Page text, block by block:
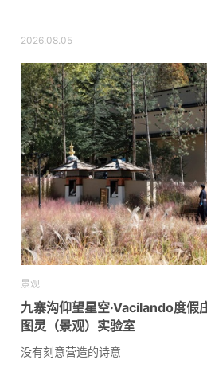
2026.08.05
景观
九寨沟仰望星空·Vacilando度假
图灵（景观）实验室
没有刻意营造的诗意